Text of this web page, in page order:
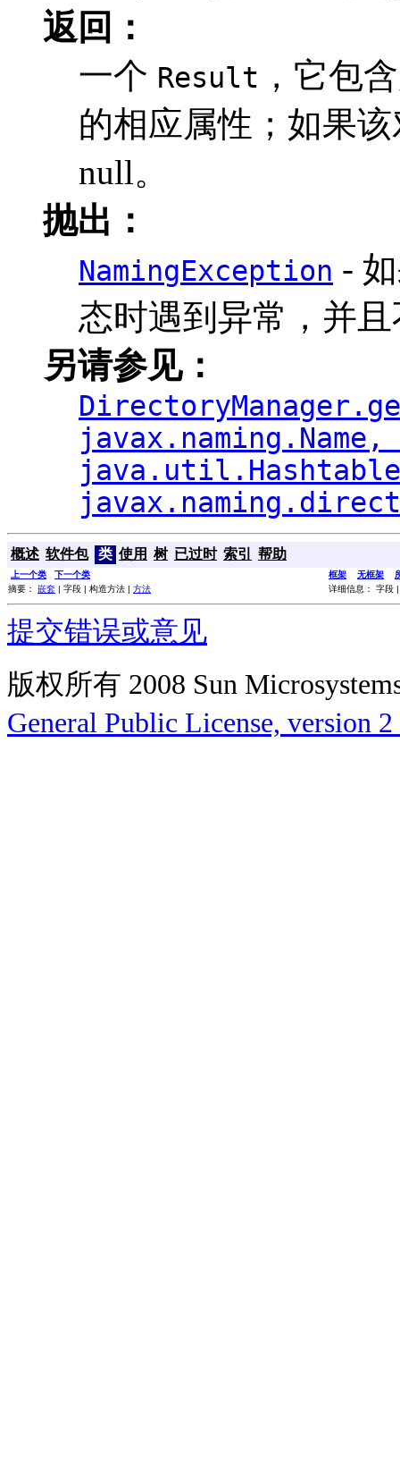
返回：
一个 Result ，它包
的相应属性；如果
null。
抛出：
NamingException -
态时遇到异常，并
另请参见：
java.util.Hashtable
概述 软件包 类 使用 树 已过时 索引 帮助
上一个类 下一个类 框架 无框架
摘要： 嵌套 | 字段 | 构造方法 | 方法 详细信息： 字段
提交错误或意见
版权所有 2008 Sun
General Public License, version